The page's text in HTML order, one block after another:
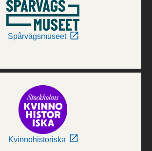
Spårvägsmuseet
Kvinnohistoriska